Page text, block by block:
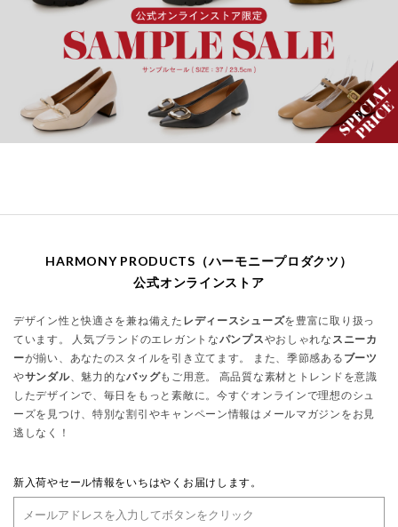
HARMONY PRODUCTS（ハーモニープロダクツ）
公式オンラインストア
デザイン性と快適さを兼ね備えた レディースシューズを豊富に取り扱っ
ています。 人気ブランドのエレガントなパンプスやおしゃれな スニーカ
ーが揃い、あなたのスタイルを引き立てます。 また、季節感ある ブーツ
やサンダル、魅力的なバッグもご用意。 高品質な素材とトレンドを意識
したデザインで、毎日をもっと素敵に。今すぐオンラインで理想のシュ
ーズを見つけ、特別な割引やキャンペーン情報はメールマガジンをお見
逃しなく！
新入荷やセール情報をいちはやくお届けします。